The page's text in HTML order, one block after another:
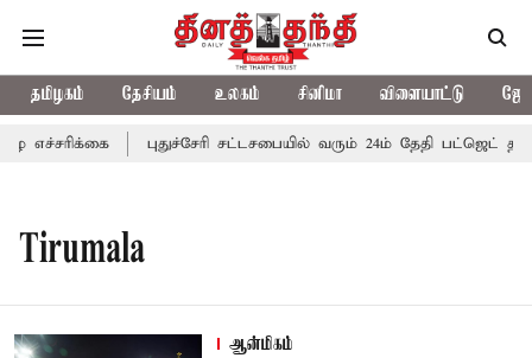
தமிழகம் தேசியம் உலகம் சினிமா விளையாட்டு
எச்சரிக்கை புதுச்சேரி சட்டசபையில் வரும் 24ம் தேதி பட்ஜெட்
Tirumala
ஆன்மிகம்